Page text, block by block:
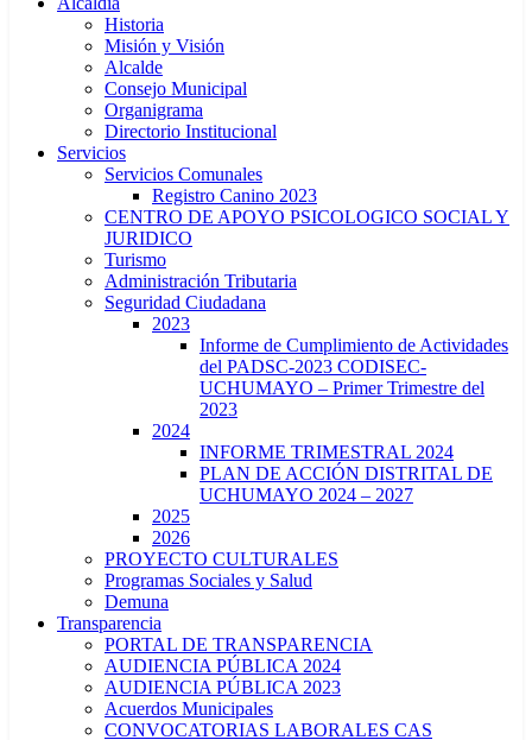
Historia
Misión y Visión
Alcalde
Consejo Municipal
Organigrama
Directorio Institucional
Servicios
Servicios Comunales
Registro Canino 2023
CENTRO DE APOYO PSICOLOGICO SOCIAL Y
JURIDICO
Turismo
Administración Tributaria
Seguridad Ciudadana
2023
Informe de Cumplimiento de Actividades
del PADSC-2023 CODISEC-
UCHUMAYO – Primer Trimestre del
2023
2024
INFORME TRIMESTRAL 2024
PLAN DE ACCIÓN DISTRITAL DE
UCHUMAYO 2024 – 2027
2025
2026
PROYECTO CULTURALES
Programas Sociales y Salud
Demuna
Transparencia
PORTAL DE TRANSPARENCIA
AUDIENCIA PÚBLICA 2024
AUDIENCIA PÚBLICA 2023
Acuerdos Municipales
CONVOCATORIAS LABORALES CAS